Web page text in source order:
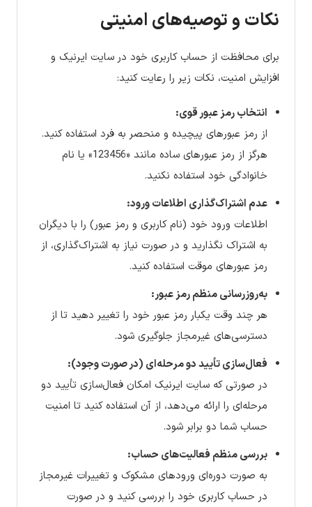
نکات و توصیه‌های امنیتی
برای محافظت از حساب کاربری خود در سایت ایرنیک و
افزایش امنیت، نکات زیر را رعایت کنید:
انتخاب رمز عبور قوی:
از رمز عبورهای پیچیده و منحصر به فرد استفاده کنید.
هرگز از رمز عبورهای ساده مانند «123456» یا نام
خانوادگی خود استفاده نکنید.
عدم اشتراک‌گذاری اطلاعات ورود:
اطلاعات ورود خود (نام کاربری و رمز عبور) را با دیگران
به اشتراک نگذارید و در صورت نیاز به اشتراک‌گذاری، از
رمز عبورهای موقت استفاده کنید.
به‌روزرسانی منظم رمز عبور:
هر چند وقت یکبار رمز عبور خود را تغییر دهید تا از
دسترسی‌های غیرمجاز جلوگیری شود.
فعال‌سازی تأیید دو مرحله‌ای (در صورت وجود):
در صورتی که سایت ایرنیک امکان فعال‌سازی تأیید دو
مرحله‌ای را ارائه می‌دهد، از آن استفاده کنید تا امنیت
حساب شما دو برابر شود.
بررسی منظم فعالیت‌های حساب:
به صورت دوره‌ای ورودهای مشکوک و تغییرات غیرمجاز
در حساب کاربری خود را بررسی کنید و در صورت